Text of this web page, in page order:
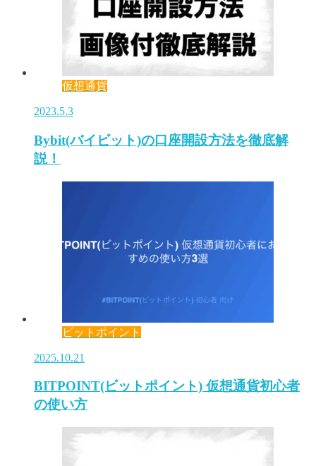
仮想通貨
2023.5.3
Bybit(バイビット)の口座開設方法を徹底解
説！
ビットポイント
2025.10.21
BITPOINT(ビットポイント) 仮想通貨初心者
の使い方